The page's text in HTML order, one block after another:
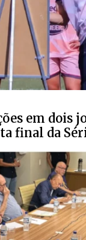
em dois
final da